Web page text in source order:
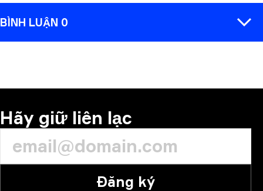
BÌNH LUẬN 0
Hãy giữ liên lạc
Đăng ký